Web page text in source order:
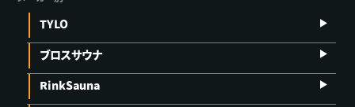
TYLO
ブロスサウナ
RinkSauna